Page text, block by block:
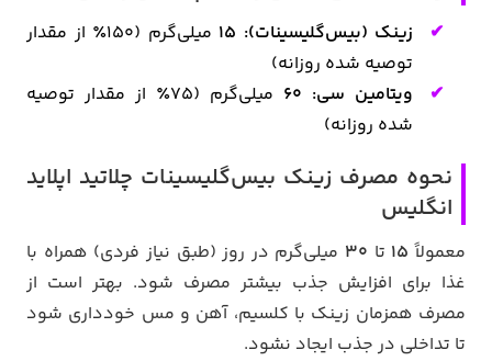
زینک (بیس‌گلیسینات): 15
میلی‌گرم (150٪ از مقدار
توصیه شده روزانه)
ویتامین سی: 60
میلی‌گرم (75٪ از مقدار توصیه
شده روزانه)
نحوه مصرف زینک بیس‌گلیسینات چلاتید اپلاید
انگلیس
معمولاً ۱۵ تا ۳۰ میلی‌گرم در روز (طبق نیاز فردی) همراه با
غذا برای افزایش جذب بیشتر مصرف شود. بهتر است از
مصرف همزمان زینک با کلسیم، آهن و مس خودداری شود
تا تداخلی در جذب ایجاد نشود.